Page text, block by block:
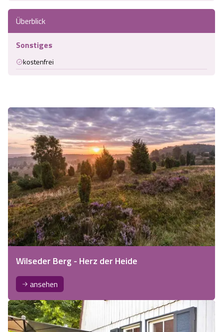
Überblick
Sonstiges
kostenfrei
Wilseder Berg - Herz der Heide
ansehen